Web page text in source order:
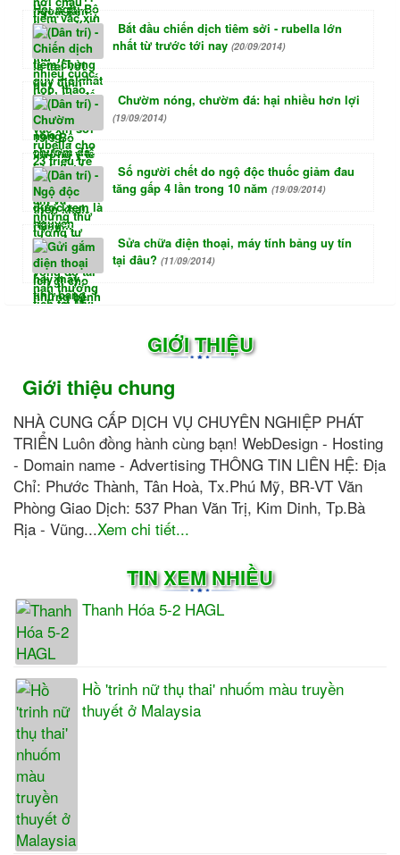
Bắt đầu chiến dịch tiêm sởi - rubella lớn
nhất từ trước tới nay (20/09/2014)
Chườm nóng, chườm đá: hại nhiều hơn lợi
(19/09/2014)
Số người chết do ngộ độc thuốc giảm đau
tăng gấp 4 lần trong 10 năm (19/09/2014)
Sửa chữa điện thoại, máy tính bảng uy tín
tại đâu? (11/09/2014)
GIỚI THIỆU
Giới thiệu chung
NHÀ CUNG CẤP DỊCH VỤ CHUYÊN NGHIỆP PHÁT
TRIỂN Luôn đồng hành cùng bạn! WebDesign - Hosting
- Domain name - Advertising THÔNG TIN LIÊN HỆ: Địa
Chỉ: Phước Thành, Tân Hoà, Tx.Phú Mỹ, BR-VT Văn
Phòng Giao Dịch: 537 Phan Văn Trị, Kim Dinh, Tp.Bà
Rịa - Vũng...Xem chi tiết...
TIN XEM NHIỀU
Thanh Hóa 5-2 HAGL
Hồ 'trinh nữ thụ thai' nhuốm màu truyền
thuyết ở Malaysia